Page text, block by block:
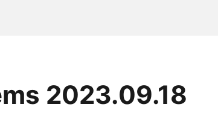
2023.09.18